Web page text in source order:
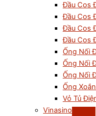
Đầu Cos
Đầu Cos
Đầu Cos
Đầu Cos
Ống Nối
Ống Nối
Ống Nối
Ống
Vỏ Tủ
Vinasino